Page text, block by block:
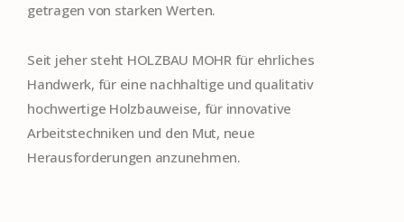
getragen von starken Werten.
Seit jeher steht HOLZBAU MOHR für ehrliches
Handwerk, für eine nachhaltige und qualitativ
hochwertige Holzbauweise, für innovative
Arbeitstechniken und den Mut, neue
Herausforderungen anzunehmen.